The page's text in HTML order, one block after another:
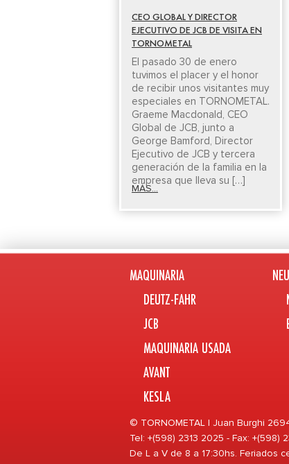
CEO GLOBAL Y DIRECTOR
EJECUTIVO DE JCB DE VISITA EN
TORNOMETAL
El pasado 30 de enero
tuvimos el placer y el honor
de recibir unos visitantes muy
especiales en TORNOMETAL.
Graeme Macdonald, CEO
Global de JCB, junto a
George Bamford, Director
Ejecutivo de JCB y tercera
generación de la familia en la
empresa que lleva su […]
MÁS...
MAQUINARIA
DEUTZ-FAHR
JCB
MAQUINARIA USADA
AVANT
KESLA
© TORNOMETAL | Juan Burghi
Tel: +(598) 2313 2025 - Fax: +(598)
De L a V de 8 a 17:30hs. Feriados